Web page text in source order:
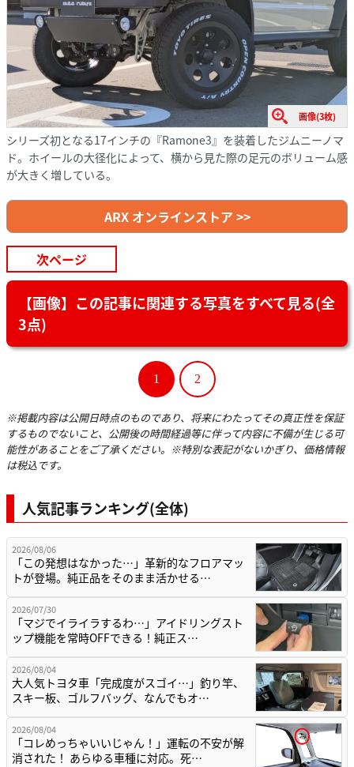
画像(3枚)
シリーズ初となる17インチの『Ramone3』を装着したジムニーノマ
ド。ホイールの大径化によって、横から見た際の足元のボリューム感
が大きく増している。
ARX オンラインストア >>
次ページ
【画像】この記事に関連する写真をすべて見る(全
3点)
1 2
※掲載内容は公開日時点のものであり、将来にわたってその真正性を保証
するものでないこと、公開後の時間経過等に伴って内容に不備が生じる可
能性があることをご了承ください。※特別な表記がないかぎり、価格情報
は税込です。
人気記事ランキング(全体)
2026/08/06
「この発想はなかった…」革新的なフロアマッ
トが登場。純正品をそのまま活かせる…
2026/07/30
「マジでイライラするわ…」アイドリングスト
ップ機能を常時OFFできる！純正ス…
2026/08/04
大人気トヨタ車「完成度がスゴイ…」釣り竿、
スキー板、ゴルフバッグ、なんでもオ…
2026/08/04
「コレめっちゃいいじゃん！」運転の不安が解
消された！ あらゆる車種に対応。死…